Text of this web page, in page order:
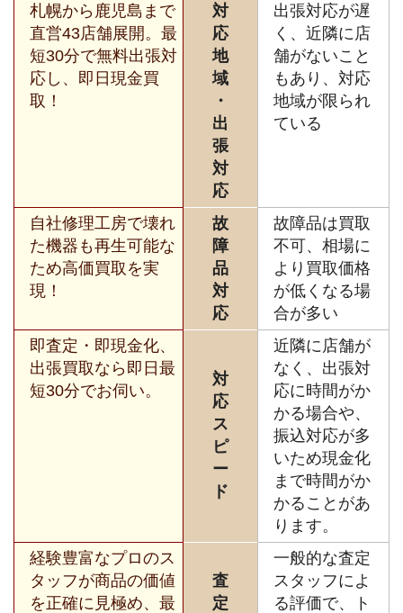
札幌から鹿児島まで
直営43店舗展開。最
短30分で無料出張対
応し、即日現金買
取！
対
応
地
域
・
出
張
対
応
出張対応が遅
く、近隣に店
舗がないこと
もあり、対応
地域が限られ
ている
自社修理工房で壊れ
た機器も再生可能な
ため高価買取を実
現！
故
障
品
対
応
故障品は買取
不可、相場に
より買取価格
が低くなる場
合が多い
即査定・即現金化、
出張買取なら即日最
短30分でお伺い。
対
応
ス
ピ
ー
ド
近隣に店舗が
なく、出張対
応に時間がか
かる場合や、
振込対応が多
いため現金化
まで時間がか
かることがあ
ります。
経験豊富なプロのス
タッフが商品の価値
を正確に見極め、最
査
定
一般的な査定
スタッフによ
る評価で、ト